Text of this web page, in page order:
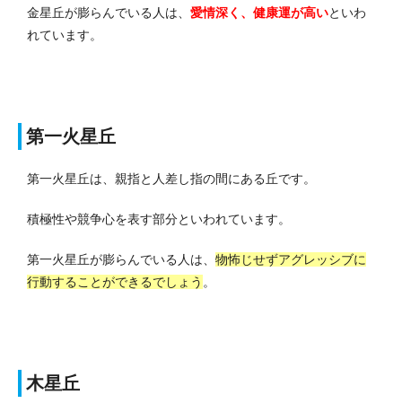
金星丘が膨らんでいる人は、 愛情深く、健康運が高いといわ
れています。
第一火星丘
第一火星丘は、親指と人差し指の間にある丘です。
積極性や競争心を表す部分といわれています。
第一火星丘が膨らんでいる人は、 物怖じせずアグレッシブに
行動することができるでしょう 。
木星丘